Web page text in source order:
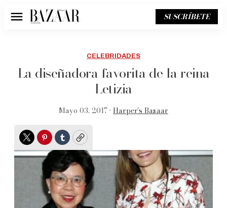
Menú SUSCRÍBETE
CELEBRIDADES
La diseñadora favorita de la reina
Letizia
Mayo 03, 2017 • Harper’s Bazaar
TwitterPinterest
TumblrCopy